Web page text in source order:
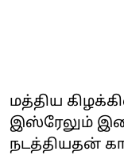
மத்திய
இஸ்ரேலும்
நடத்தியதன்